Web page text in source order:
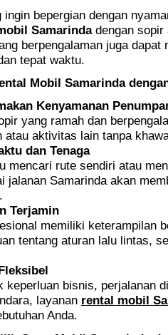
ingin bepergian dengan
Samarindadengan sopir
berpengalaman juga dapat
tepat waktu.
Mobil Samarinda
Kenyamanan
yang ramah dan
atau aktivitas lain tanpa
dan Tenaga
mencari rute sendiri atau
jalanan Samarinda akan
Terjamin
memiliki keterampilan
tentang aturan lalu lintas,
keperluan bisnis, perjalanan
layanan rental mobil
Anda.